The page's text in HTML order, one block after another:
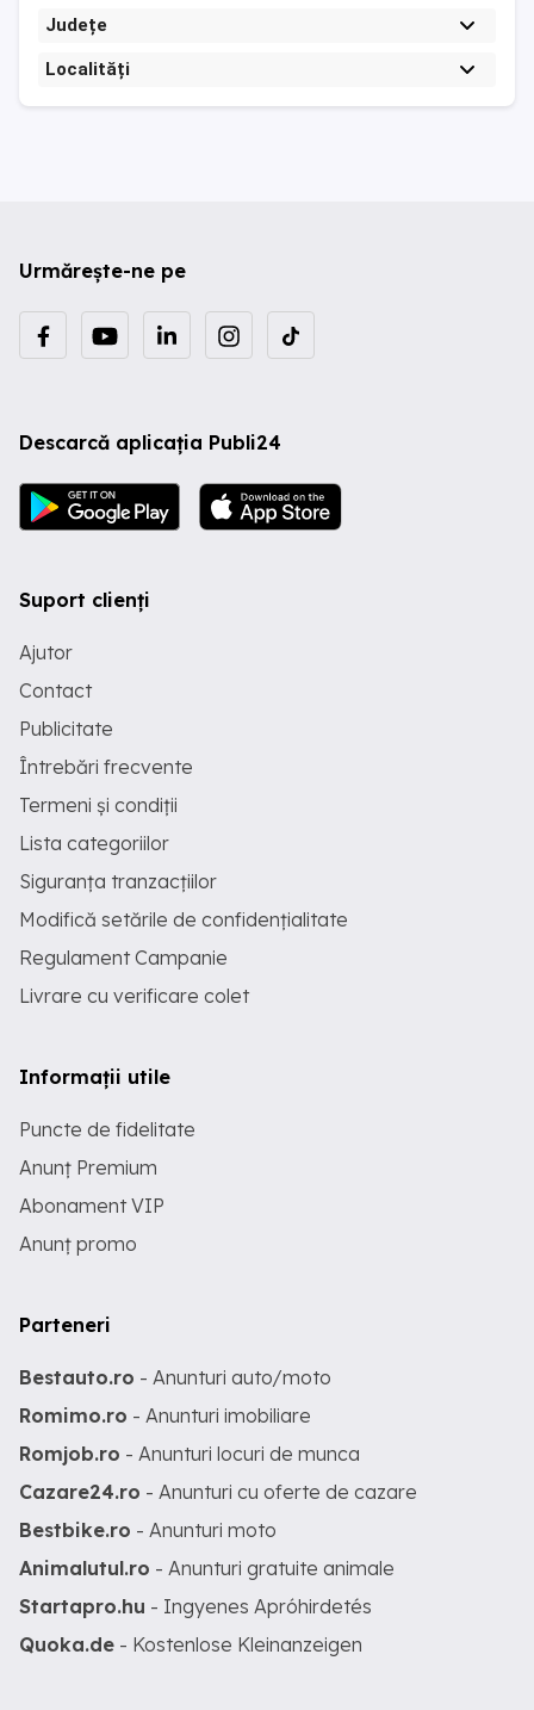
Județe
Localități
Urmărește-ne pe
Descarcă aplicația Publi24
Suport clienți
Ajutor
Contact
Publicitate
Întrebări frecvente
Termeni și condiții
Lista categoriilor
Siguranța tranzacțiilor
Modifică setările de confidențialitate
Regulament Campanie
Livrare cu verificare colet
Informații utile
Puncte de fidelitate
Anunț Premium
Abonament VIP
Anunț promo
Parteneri
Bestauto.ro - Anunturi auto/moto
Romimo.ro - Anunturi imobiliare
Romjob.ro - Anunturi locuri de munca
Cazare24.ro - Anunturi cu oferte de cazare
Bestbike.ro - Anunturi moto
Animalutul.ro - Anunturi gratuite animale
Startapro.hu - Ingyenes Apróhirdetés
Quoka.de - Kostenlose Kleinanzeigen